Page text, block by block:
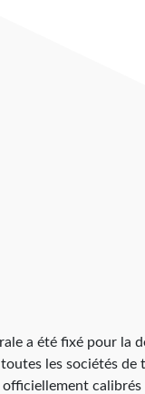
a été fixé pour la
les sociétés de
calibrés